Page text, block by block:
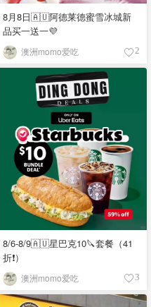
8月8日🇦🇺阿德莱德蜜雪冰城新
品买一送一💜
澳洲momo爱吃 2
8/6-8/9🇦🇺星巴克10🔪套餐（41
折❗）
澳洲momo爱吃 3